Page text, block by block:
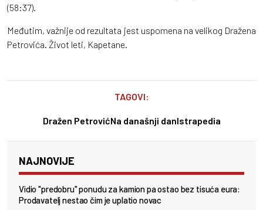
(58:37).
Međutim, važnije od rezultata jest uspomena na velikog Dražena
Petrovića. Život leti, Kapetane.
TAGOVI:
Dražen PetrovićNa današnji danIstrapedia
NAJNOVIJE
Vidio "predobru" ponudu za kamion pa ostao bez tisuća eura:
Prodavatelj nestao čim je uplatio novac